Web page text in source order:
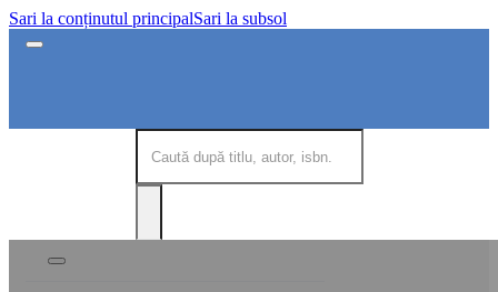
Sari la conținutul principalSari la subsol